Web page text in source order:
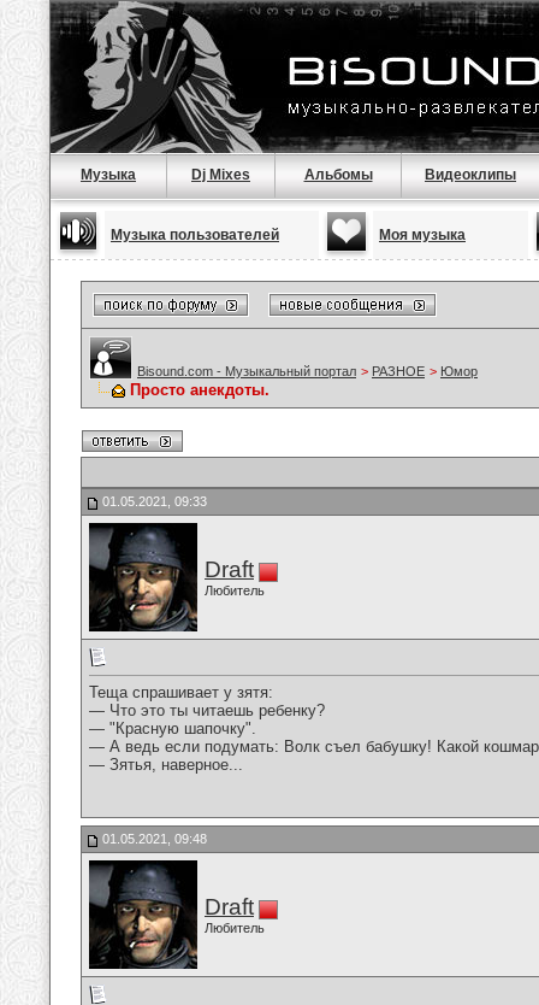
Музыка Dj Mixes Альбомы Видеоклипы
Музыка пользователей Моя музыка
Bisound.com - Музыкальный портал > РАЗНОЕ > Юмор
Просто анекдоты.
01.05.2021, 09:33
Draft
Любитель
Теща спрашивает у зятя:
— Что это ты читаешь ребенку?
— "Красную шапочку".
— А ведь если подумать: Волк съел бабушку! Какой
— Зятья, наверное...
01.05.2021, 09:48
Draft
Любитель